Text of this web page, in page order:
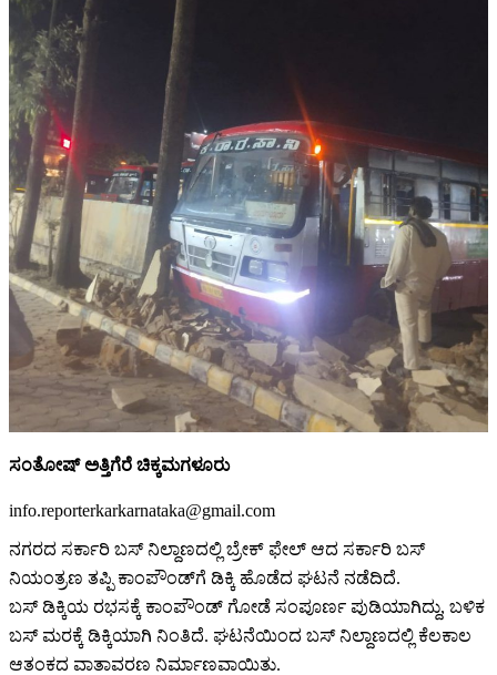
ಸಂತೋಷ್ ಅತ್ತಿಗೆರೆ ಚಿಕ್ಕಮಗಳೂರು
info.reporterkarkarnataka@gmail.com
ನಗರದ ಸರ್ಕಾರಿ ಬಸ್ ನಿಲ್ದಾಣದಲ್ಲಿ ಬ್ರೇಕ್ ಫೇಲ್ ಆದ ಸರ್ಕಾರಿ ಬಸ್
ನಿಯಂತ್ರಣ ತಪ್ಪಿ ಕಾಂಪೌಂಡ್‌ಗೆ ಡಿಕ್ಕಿ ಹೊಡೆದ ಘಟನೆ ನಡೆದಿದೆ.
ಬಸ್ ಡಿಕ್ಕಿಯ ರಭಸಕ್ಕೆ ಕಾಂಪೌಂಡ್ ಗೋಡೆ ಸಂಪೂರ್ಣ ಪುಡಿಯಾಗಿದ್ದು, ಬಳಿಕ
ಬಸ್ ಮರಕ್ಕೆ ಡಿಕ್ಕಿಯಾಗಿ ನಿಂತಿದೆ. ಘಟನೆಯಿಂದ ಬಸ್ ನಿಲ್ದಾಣದಲ್ಲಿ ಕೆಲಕಾಲ
ಆತಂಕದ ವಾತಾವರಣ ನಿರ್ಮಾಣವಾಯಿತು.